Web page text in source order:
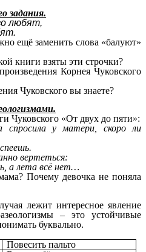
задания.
любят,
ещё заменить слова «балуют»
книги взяты эти строчки?
Корнея Чуковского
Чуковского вы знаете?
Чуковского «От двух до пяти»:
спросила у матери, скоро ли
вертеться:
а лета всё нет…
Почему девочка не поняла
лежит интересное явление
– это устойчивые
буквально.
Повесить пальто